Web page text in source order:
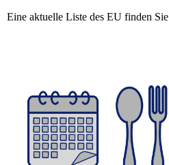
Eine aktuelle Liste des EU finden Sie